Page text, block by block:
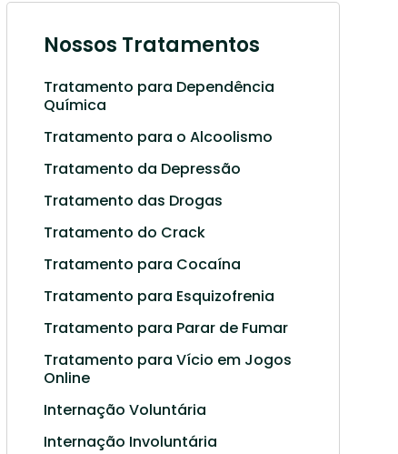
Nossos Tratamentos
Tratamento para Dependência
Química
Tratamento para o Alcoolismo
Tratamento da Depressão
Tratamento das Drogas
Tratamento do Crack
Tratamento para Cocaína
Tratamento para Esquizofrenia
Tratamento para Parar de Fumar
Tratamento para Vício em Jogos
Online
Internação Voluntária
Internação Involuntária